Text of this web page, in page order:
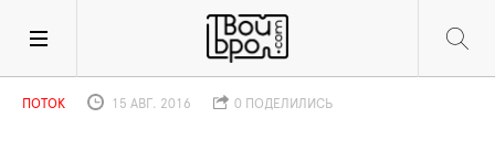
ПОТОК 15 АВГ. 2016 0 ПОДЕЛИЛИСЬ